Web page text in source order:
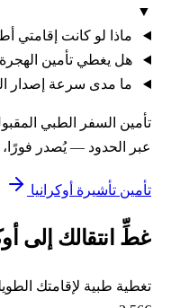
ماذا لو كانت إقامتي أطول من 180
هل يغطي تأمين الهجرة
ما مدى سرعة إصدار
السفر الطبي المقبول
الحدود — يُصدر فورًا،
تأشيرة أوكرانيا
انتقالك إلى
طبية لإقامتك الطويلة في